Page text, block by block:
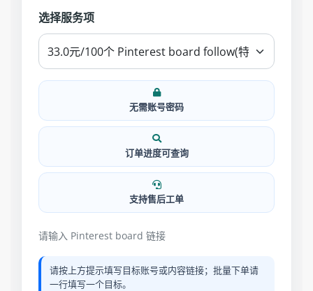
选择服务项
无需账号密码
订单进度可查询
支持售后工单
请输入 Pinterest board 链接
请按上方提示填写目标账号或内容链接；批量下单请
一行填写一个目标。